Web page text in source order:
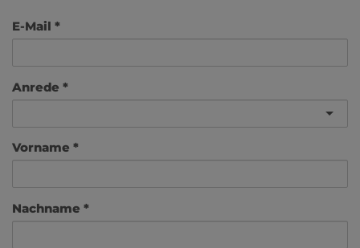
E-Mail
Anrede
Vorname
Nachname